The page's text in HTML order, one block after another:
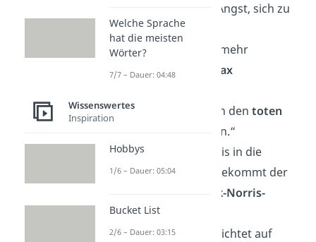
Bär lebt, hat aber Angst, sich zu
bewegen.“
„Chuck Norris hat mehr
Kreditkarten als
Max
„Chuck Norris kann dentoten
reanimieren.“
„Wenn Chuck Norris in die
Steckdose greift, bekommt der
Chuck-Norris-
Schlag.“
„Chuck Norris verzichtet auf
Welche Sprache
hat die meisten
Wörter?
7/7 – Dauer: 04:48
Wissenswertes
Inspiration
Hobbys
1/6 – Dauer: 05:04
Bucket List
2/6 – Dauer: 03:15